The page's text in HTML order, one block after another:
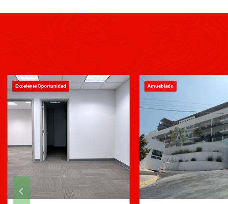
Excelente Oportunidad Amueblado